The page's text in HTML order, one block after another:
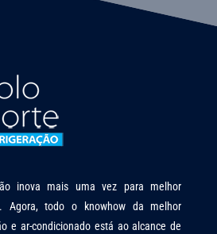
inova mais uma vez para melhor
Agora, todo o knowhow da melhor
e ar-condicionado está ao alcance de